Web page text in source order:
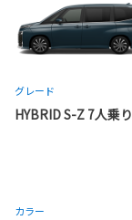
グレード
HYBRID S-Z 7人乗り
カラー